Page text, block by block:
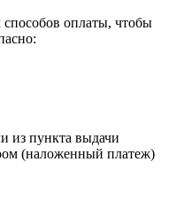
оплаты, чтобы
из пункта выдачи
(наложенный платеж)